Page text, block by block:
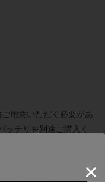
用意いただく必要があ
ッテリを別途ご購入く
ますが、本体は未使用